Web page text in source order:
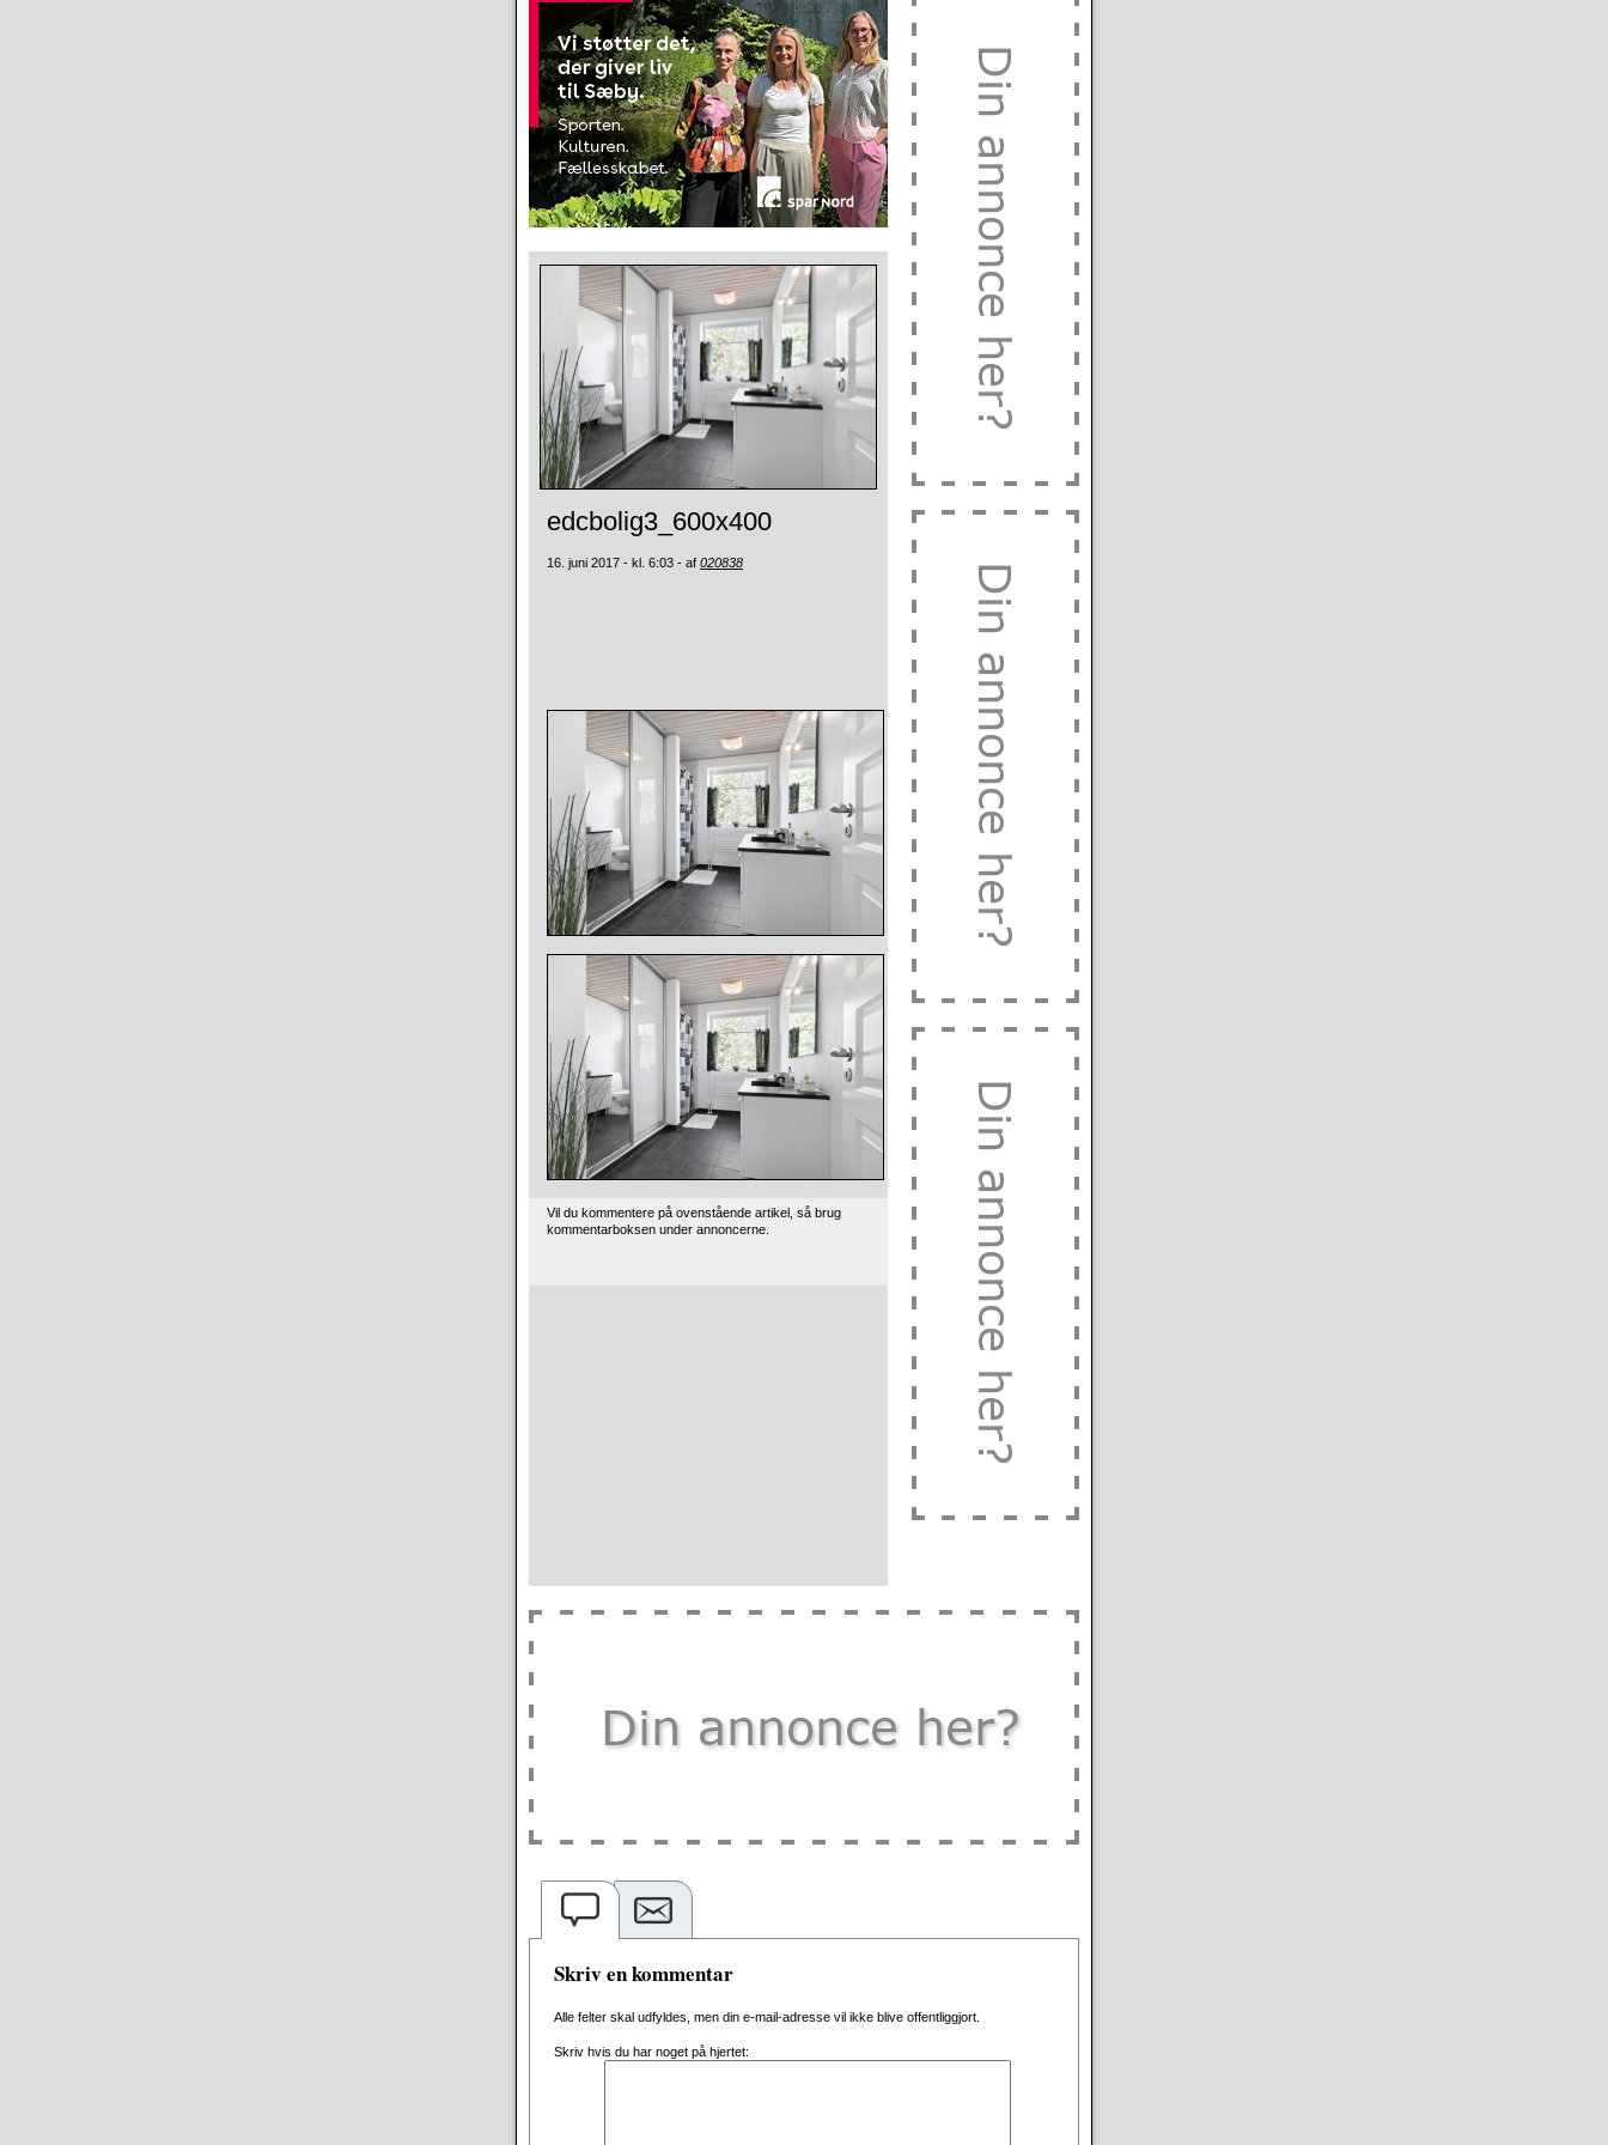
edcbolig3_600x400
16. juni 2017 - kl. 6:03 - af 020838
Vil du kommentere på ovenstående artikel, så brug
kommentarboksen under annoncerne.
Skriv en kommentar
Alle felter skal udfyldes, men din e-mail-adresse vil ikke blive offentliggjort.
Skriv hvis du har noget på hjertet: